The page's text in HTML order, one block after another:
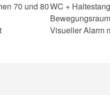
70 und 80WC +
Bewegungsraum
Visueller Alarm